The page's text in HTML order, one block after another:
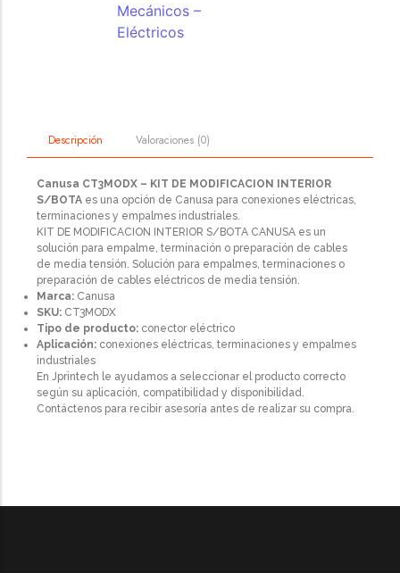
Mecánicos –
Eléctricos
Descripción Valoraciones (0)
Canusa CT3MODX – KIT DE MODIFICACION INTERIOR
S/BOTA es una opción de Canusa para conexiones eléctricas,
terminaciones y empalmes industriales.
KIT DE MODIFICACION INTERIOR S/BOTA CANUSA es un
solución para empalme, terminación o preparación de cables
de media tensión. Solución para empalmes, terminaciones o
preparación de cables eléctricos de media tensión.
Marca: Canusa
SKU: CT3MODX
Tipo de producto: conector eléctrico
Aplicación: conexiones eléctricas, terminaciones y empalmes
industriales
En Jprintech le ayudamos a seleccionar el producto correcto
según su aplicación, compatibilidad y disponibilidad.
Contáctenos para recibir asesoría antes de realizar su compra.